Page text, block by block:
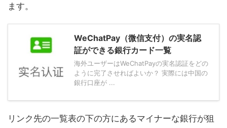
ます。
WeChatPay（微信支付）の実名認
証ができる銀行カード一覧
海外ユーザーはWeChatPayの実名認証をどの
ように完了させればよいか？ 実際には中国の
銀行口座が ...
リンク先の一覧表の下の方にあるマイナーな銀行が狙